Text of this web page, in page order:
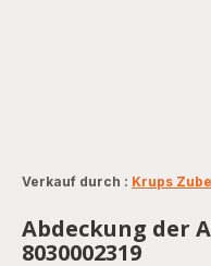
Verkauf durch : Krups
Abdeckung der
8030002319